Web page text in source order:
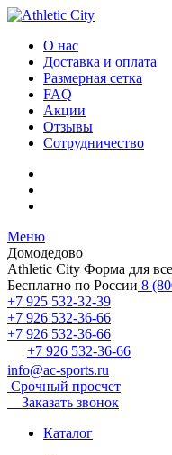
О нас
Доставка и оплата
Размерная сетка
FAQ
Акции
Отзывы
Сотрудничество
Меню
Домодедово
Athletic City Форма для
Бесплатно по России 8
+7 925 532-32-39
+7 926 532-36-66
+7 926 532-36-66
+7 926 532-36-66
info@ac-sports.ru
Срочный просчет
Заказать звонок
Каталог